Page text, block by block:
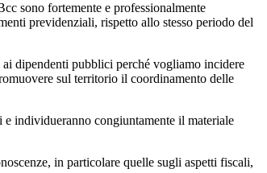
sono fortemente e professionalmente
previdenziali, rispetto allo stesso periodo del
ai dipendenti pubblici perché vogliamo incidere
sul territorio il coordinamento delle
individueranno congiuntamente il materiale
in particolare quelle sugli aspetti fiscali,